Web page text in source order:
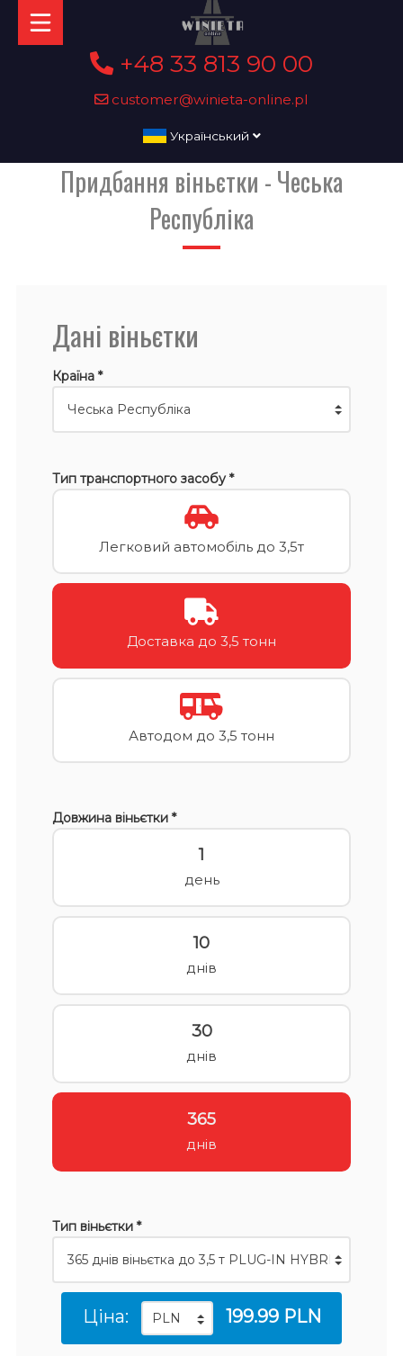
+48 33 813 90 00
customer@winieta-online.pl
Український
Придбання віньєтки - Чеська
Республіка
Дані віньєтки
Країна *
Тип транспортного засобу *
Легковий автомобіль до 3,5т
Доставка до 3,5 тонн
Автодом до 3,5 тонн
Довжина віньєтки *
1
день
10
днів
30
днів
365
днів
Тип віньєтки *
Ціна: 199.99 PLN